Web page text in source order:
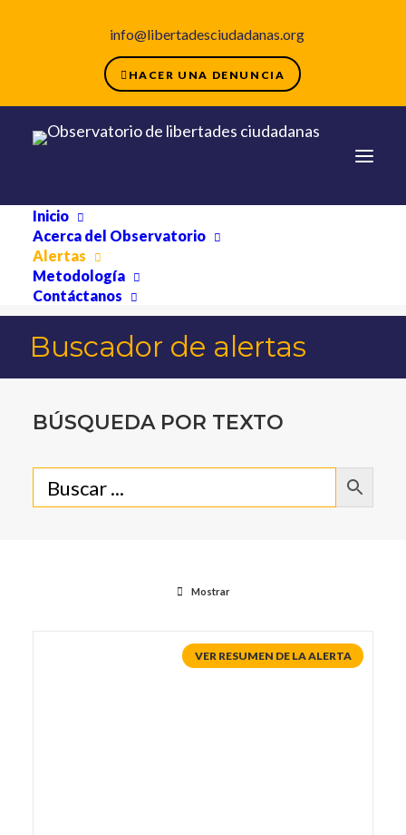
info@libertadesciudadanas.org
HACER UNA DENUNCIA
Inicio
Acerca del Observatorio
Alertas
Metodología
Contáctanos
Buscador de alertas
BÚSQUEDA POR TEXTO
Mostrar